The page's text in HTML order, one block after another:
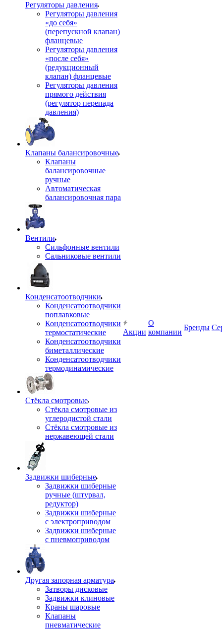
Регуляторы давления
Регуляторы давления
«до себя»
(перепускной клапан)
фланцевые
Регуляторы давления
«после себя»
(редукционный
клапан) фланцевые
Регуляторы давления
прямого действия
(регулятор перепада
давления)
Клапаны балансировочные
Клапаны
балансировочные
ручные
Автоматическая
балансировочная пара
Вентили
Сильфонные вентили
Сальниковые вентили
Конденсатоотводчики
Конденсатоотводчики
поплавковые
Конденсатоотводчики
термостатические
Конденсатоотводчики
биметаллические
Конденсатоотводчики
термодинамические
Стёкла смотровые
Стёкла смотровые из
углеродистой стали
Стёкла смотровые из
нержавеющей стали
Задвижки шиберные
Задвижки шиберные
ручные (штурвал,
редуктор)
Задвижки шиберные
с электроприводом
Задвижки шиберные
с пневмоприводом
Другая запорная арматура
Затворы дисковые
Задвижки клиновые
Краны шаровые
Клапаны
пневматические
Акции
О
компании
Бренды